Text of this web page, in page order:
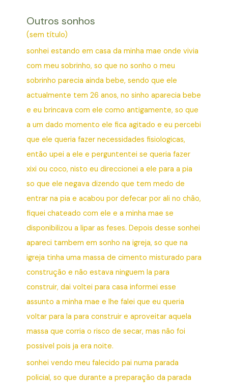
Outros sonhos
(sem título)
sonhei estando em casa da minha mae onde vivia
com meu sobrinho, so que no sonho o meu
sobrinho parecia ainda bebe, sendo que ele
actualmente tem 26 anos, no sinho aparecia bebe
e eu brincava com ele como antigamente, so que
a um dado momento ele fica agitado e eu percebi
que ele queria fazer necessidades fisiologicas,
então upei a ele e perguntentei se queria fazer
xixi ou coco, nisto eu direccionei a ele para a pia
so que ele negava dizendo que tem medo de
entrar na pia e acabou por defecar por ali no chão,
fiquei chateado com ele e a minha mae se
disponibilizou a lipar as feses. Depois desse sonhei
apareci tambem em sonho na igreja, so que na
igreja tinha uma massa de cimento misturado para
construção e não estava ninguem la para
construir, dai voltei para casa informei esse
assunto a minha mae e lhe falei que eu queria
voltar para la para construir e aproveitar aquela
massa que corria o risco de secar, mas não foi
possivel pois ja era noite.
sonhei vendo meu falecido pai numa parada
policial, so que durante a preparação da parada